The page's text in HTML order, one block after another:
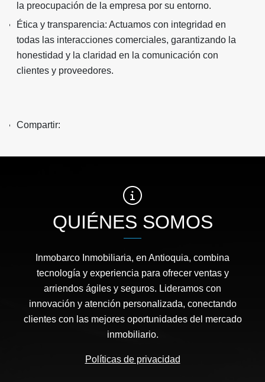
la preocupación de la empresa por su entorno.
Ética y transparencia: Actuamos con integridad en
todas las interacciones comerciales, garantizando la
honestidad y la claridad en la comunicación con
clientes y proveedores.
Compartir:
QUIÉNES SOMOS
Inmobarco Inmobiliaria, en Antioquia, combina
tecnología y experiencia para ofrecer ventas y
arriendos ágiles y seguros. Lideramos con
innovación y atención personalizada, conectando
clientes con las mejores oportunidades del mercado
inmobiliario.
Políticas de privacidad